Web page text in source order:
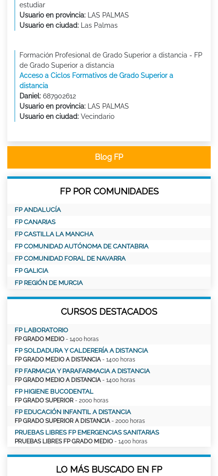
estudiar
Usuario en provincia: LAS PALMAS
Usuario en ciudad: Las Palmas
Formación Profesional de Grado Superior a distancia - FP
de Grado Superior a distancia
Acceso a Ciclos Formativos de Grado Superior a
distancia
Daniel: 687902612
Usuario en provincia: LAS PALMAS
Usuario en ciudad: Vecindario
Blog FP
FP POR COMUNIDADES
FP ANDALUCÍA
FP CANARIAS
FP CASTILLA LA MANCHA
FP COMUNIDAD AUTÓNOMA DE CANTABRIA
FP COMUNIDAD FORAL DE NAVARRA
FP GALICIA
FP REGIÓN DE MURCIA
CURSOS DESTACADOS
FP LABORATORIO
FP GRADO MEDIO - 1400 horas
FP SOLDADURA Y CALDERERÍA A DISTANCIA
FP GRADO MEDIO A DISTANCIA - 1400 horas
FP FARMACIA Y PARAFARMACIA A DISTANCIA
FP GRADO MEDIO A DISTANCIA - 1400 horas
FP HIGIENE BUCODENTAL
FP GRADO SUPERIOR - 2000 horas
FP EDUCACIÓN INFANTIL A DISTANCIA
FP GRADO SUPERIOR A DISTANCIA - 2000 horas
PRUEBAS LIBRES FP EMERGENCIAS SANITARIAS
PRUEBAS LIBRES FP GRADO MEDIO - 1400 horas
LO MÁS BUSCADO EN FP